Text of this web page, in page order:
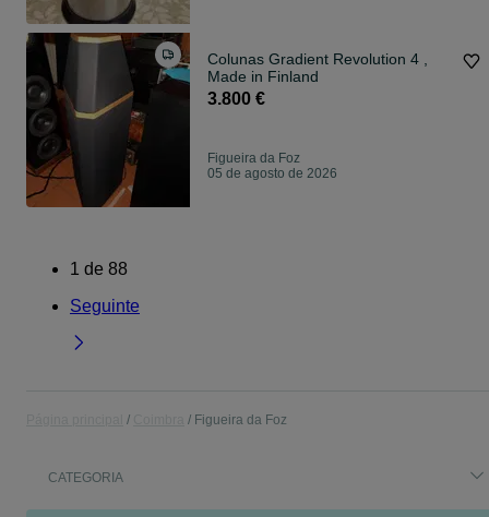
Colunas Gradient Revolution 4 ,
Made in Finland
3.800 €
Figueira da Foz
05 de agosto de 2026
1 de 88
Seguinte
Figueira da Foz
CATEGORIA